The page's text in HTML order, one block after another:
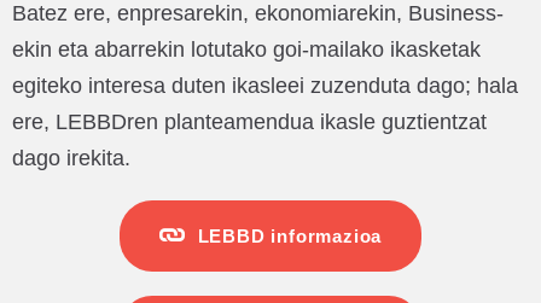
Batez ere, enpresarekin, ekonomiarekin, Business-
ekin eta abarrekin lotutako goi-mailako ikasketak
egiteko interesa duten ikasleei zuzenduta dago; hala
ere, LEBBDren planteamendua ikasle guztientzat
dago irekita.
LEBBD informazioa